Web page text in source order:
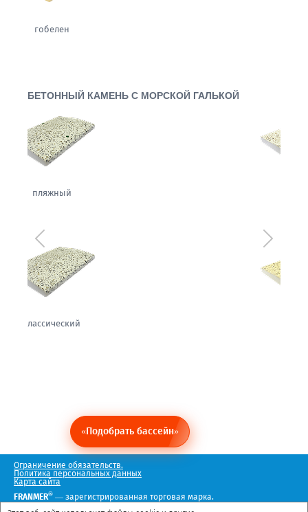
БЕТОННЫЙ КАМЕНЬ С МОРСКОЙ ГАЛЬКОЙ
Предыдущий
«Подобрать бассейн»
Ограничение обязательств.
Политика персональных данных
Карта сайта
FRANMER® — зарегистрированная торговая марка.